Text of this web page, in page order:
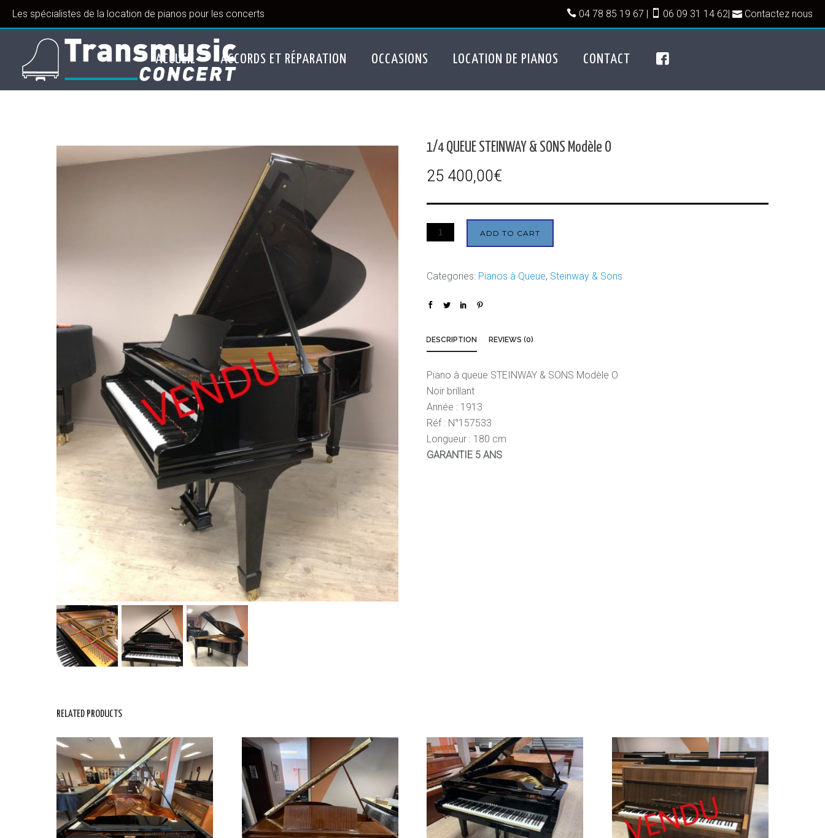
Les spécialistes de la location de pianos pour les concerts 04 78 85 19 67 | 06 09 31 14 62| Contactez nous
ACCUEIL ACCORDS ET RÉPARATION OCCASIONS LOCATION DE PIANOS CONTACT
1/4 QUEUE STEINWAY & SONS Modèle O
25 400,00€
ADD TO CART
Categories: Pianos à Queue, Steinway & Sons
DESCRIPTION REVIEWS (0)
Piano à queue STEINWAY & SONS Modèle O
Noir brillant
Année : 1913
Réf : N°157533
Longueur : 180 cm
GARANTIE 5 ANS
RELATED PRODUCTS